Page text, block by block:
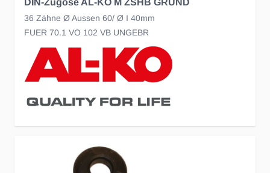
36 Zähne Ø Aussen 60/ Ø I 40mm
FUER 70.1 VO 102 VB UNGEBR